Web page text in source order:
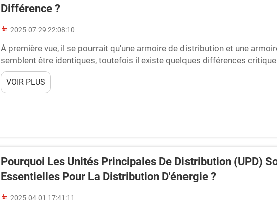
Différence ?
2025-07-29 22:08:10
À première vue, il se pourrait qu'une armoire de distribution et une
semblent être identiques, toutefois il existe quelques différences
Examinons ce qui les rend spéciales et comment cela les rend
VOIR PLUS
Pourquoi Les Unités Principales De Distribution (UPD)
Essentielles Pour La Distribution D'énergie ?
2025-04-01 17:41:11